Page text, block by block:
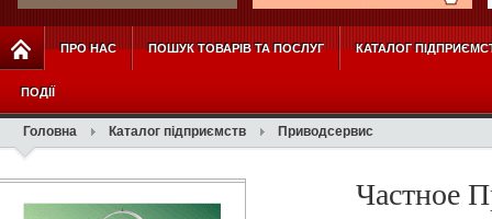
ПРО НАС ПОШУК ТОВАРІВ ТА ПОСЛУГ КАТАЛОГ
ПОДІЇ
Головна Каталог підприємств Приводсервис
Частное